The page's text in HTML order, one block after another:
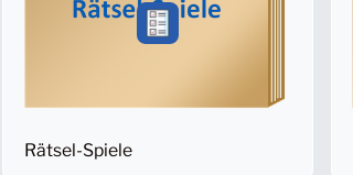
Rätsel-Spiele